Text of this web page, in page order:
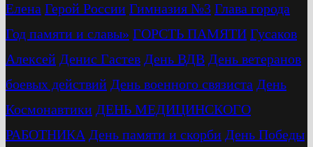
Елена Герой России Гимназия №3 Глава города
Год памяти и славы» ГОРСТЬ ПАМЯТИ Гусаков
Алексей Денис Гастев День ВДВ День ветеранов
боевых действий День военного связиста День
Космонавтики ДЕНЬ МЕДИЦИНСКОГО
РАБОТНИКА День памяти и скорби День Победы